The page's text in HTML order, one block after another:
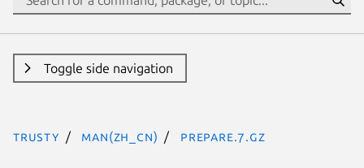
Toggle side navigation
trusty man(zh_CN) prepare.7.gz